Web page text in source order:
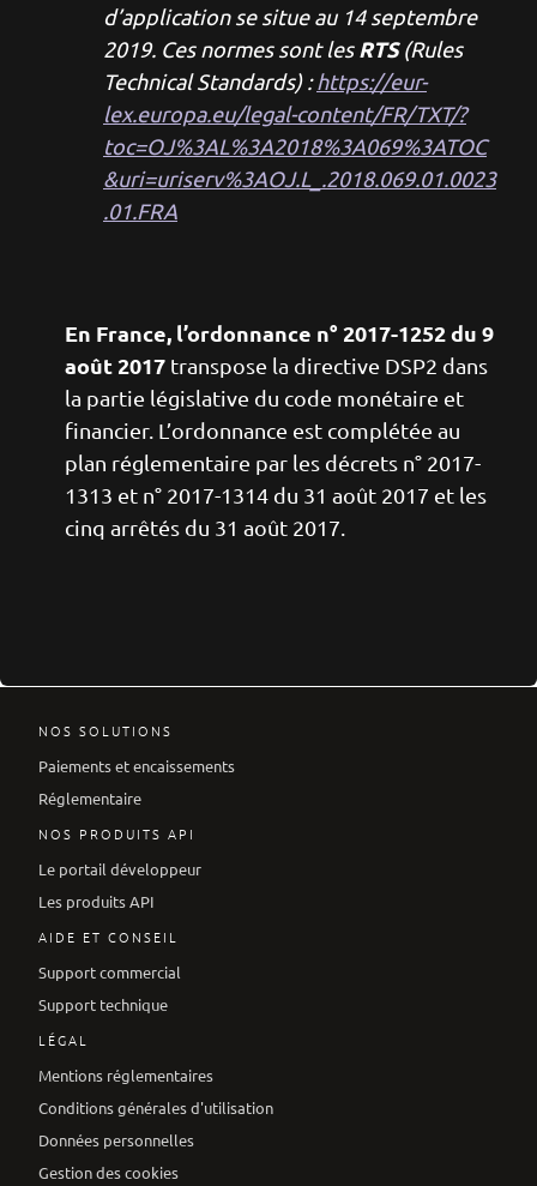
d’application se situe au 14 septembre
2019. Ces normes sont lesRTS(Rules
Technical Standards) :https://eur-
lex.europa.eu/legal-content/FR/TXT/?
toc=OJ%3AL%3A2018%3A069%3ATOC
&uri=uriserv%3AOJ.L_.2018.069.01.0023
.01.FRA
En France, l’ordonnance n° 2017-1252 du 9
août 2017 transpose la directive DSP2 dans
la partie législative du code monétaire et
financier. L’ordonnance est complétée au
plan réglementaire par les décrets n° 2017-
1313 et n° 2017-1314 du 31 août 2017 et les
cinq arrêtés du 31 août 2017.
NOS SOLUTIONS
Paiements et encaissements
Réglementaire
NOS PRODUITS API
Le portail développeur
Les produits API
AIDE ET CONSEIL
Support commercial
Support technique
LÉGAL
Mentions réglementaires
Conditions générales d'utilisation
Données personnelles
Gestion des cookies